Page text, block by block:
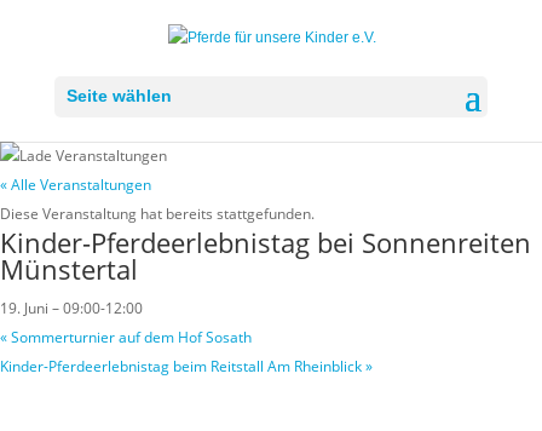
Seite wählen
« Alle Veranstaltungen
Diese Veranstaltung hat bereits stattgefunden.
Kinder-Pferdeerlebnistag bei Sonnenreiten
Münstertal
19. Juni – 09:00-12:00
«Sommerturnier auf dem Hof Sosath
Kinder-Pferdeerlebnistag beim Reitstall Am Rheinblick»